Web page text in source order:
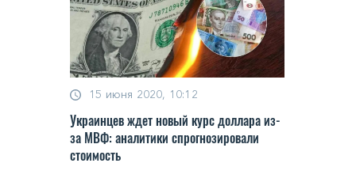
15 июня 2020, 10:12
Украинцев ждет новый курс доллара из-
за МВФ: аналитики спрогнозировали
стоимость